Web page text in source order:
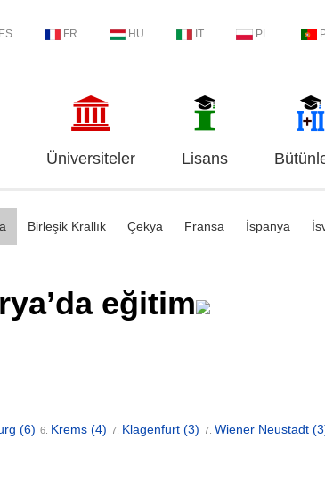
ES FR HU IT PL
Üniversiteler Lisans
Birleşik Krallık Çekya Fransa İspanya
eğitim
(6) 6. Krems (4) 7. Klagenfurt (3) 7. Wiener Neustadt